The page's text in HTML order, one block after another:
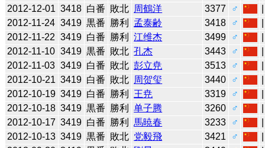
2012-12-01 3418 白番 敗北 周鶴洋 3377 ♂
2012-11-24 3419 黒番 勝利 孟泰齢 3418 ♂
2012-11-22 3419 白番 勝利 江维杰 3499 ♂
2012-11-10 3419 黒番 敗北 孔杰 3443 ♂
2012-11-03 3419 白番 敗北 彭立尭 3513 ♂
2012-10-21 3419 白番 敗北 周贺玺 3440 ♂
2012-10-19 3419 白番 勝利 王尭 3319 ♂
2012-10-18 3419 黒番 勝利 单子腾 3260 ♂
2012-10-17 3419 白番 勝利 馬暁春 3233 ♂
2012-10-13 3419 黒番 敗北 党毅飛 3421 ♂